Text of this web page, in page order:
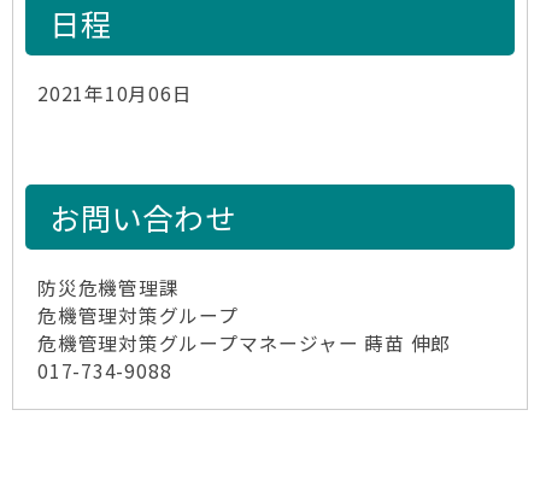
日程
2021年10月06日
お問い合わせ
防災危機管理課
危機管理対策グループ
危機管理対策グループマネージャー 蒔苗 伸郎
017-734-9088